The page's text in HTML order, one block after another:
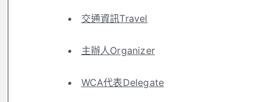
交通資訊Travel
主辦人Organizer
WCA代表Delegate